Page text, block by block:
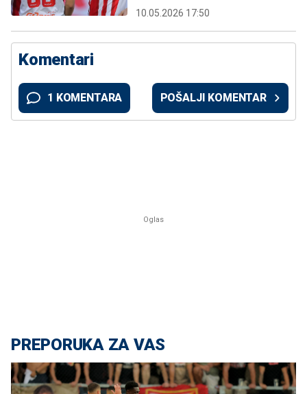
10.05.2026 17:50
Komentari
1 KOMENTARA POŠALJI KOMENTAR
PREPORUKA ZA VAS